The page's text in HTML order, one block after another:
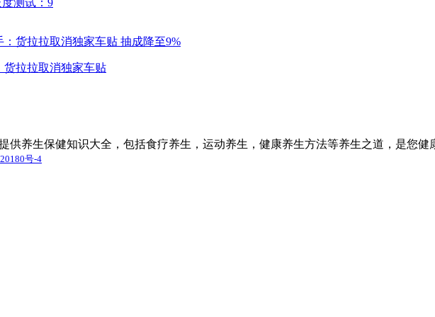
货拉拉取消独家车贴
供养生保健知识大全，包括食疗养生，运动养生，健康养生方法等养生之道，是您健
号-4